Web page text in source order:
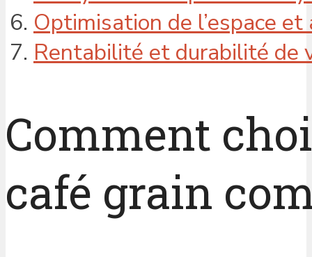
Optimisation de l’espace
Rentabilité et durabilité de
Comment
café grain